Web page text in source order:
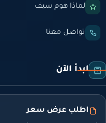
لماذا هوم سيف
تواصل معنا
ابدأ الآن
اطلب عرض سعر